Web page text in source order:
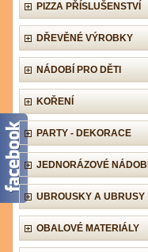
PIZZA PŘÍSLUŠENSTVÍ
DŘEVĚNÉ VÝROBKY
NÁDOBÍ PRO DĚTI
KOŘENÍ
PARTY - DEKORACE
JEDNORÁZOVÉ NÁDOBÍ
UBROUSKY A UBRUSY
OBALOVÉ MATERIÁLY